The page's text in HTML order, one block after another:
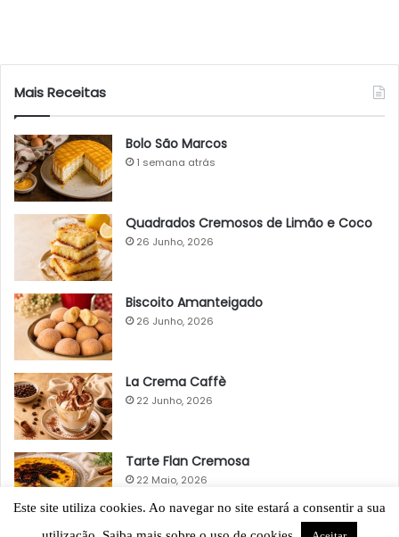
Mais Receitas
Bolo São Marcos
1 semana atrás
Quadrados Cremosos de Limão e Coco
26 Junho, 2026
Biscoito Amanteigado
26 Junho, 2026
La Crema Caffè
22 Junho, 2026
Tarte Flan Cremosa
22 Maio, 2026
Este site utiliza cookies. Ao navegar no site estará a consentir a sua